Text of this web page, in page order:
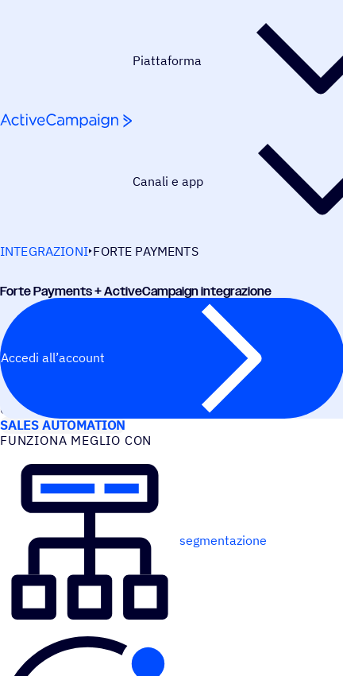
Piattaforma
Canali e app
INTEGRAZIONI FORTE PAYMENTS
Forte Payments + ActiveCampaign integrazione
Accedi all’account
CASI D’USO
SALES AUTOMATION
FUNZIONA MEGLIO CON
segmentazione